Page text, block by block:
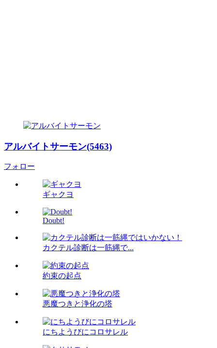
アルバイトサーモン(5463)
フォロー
ギャクヨ
Doubt!
カクテル診断は一筋縄で...
約束の起点
悪魔つきと浄化の塔
にちようびにコロサレル